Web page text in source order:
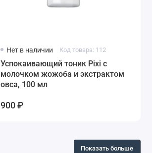
Нет в наличии Код товара: 112
Успокаивающий тоник Pixi с
молочком жожоба и экстрактом
овса, 100 мл
900 ₽
Показать больше